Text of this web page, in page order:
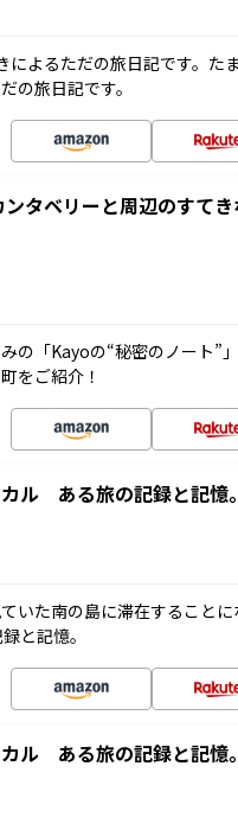
によるただの旅日記です。た
の旅日記です。
タベリーと周辺のすて
の「Kayoの“秘密のノート”
をご紹介！
カル ある旅の記録と記
いた南の島に滞在すること
と記憶。
カル ある旅の記録と記